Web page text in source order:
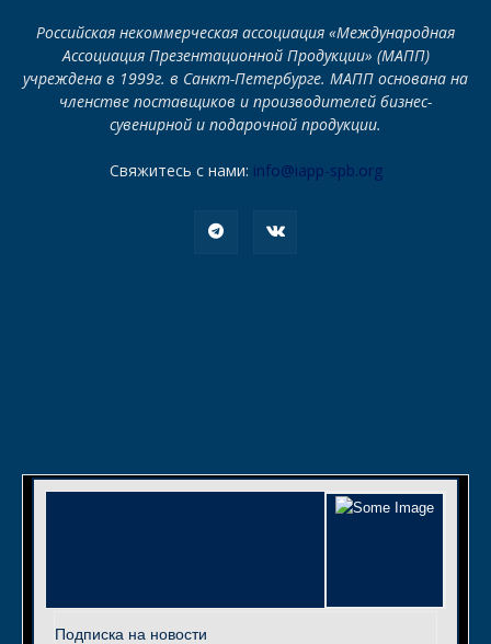
Российская некоммерческая ассоциация «Международная
Ассоциация Презентационной Продукции» (МАПП)
учреждена в 1999г. в Санкт-Петербурге. МАПП основана на
членстве поставщиков и производителей бизнес-
сувенирной и подарочной продукции.
Свяжитесь с нами: info@iapp-spb.org
Подписка на новости